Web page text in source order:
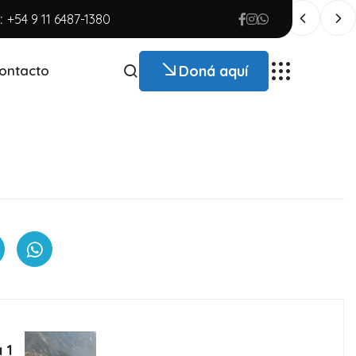
+54 9 11 6487-1380
Doná aquí
1